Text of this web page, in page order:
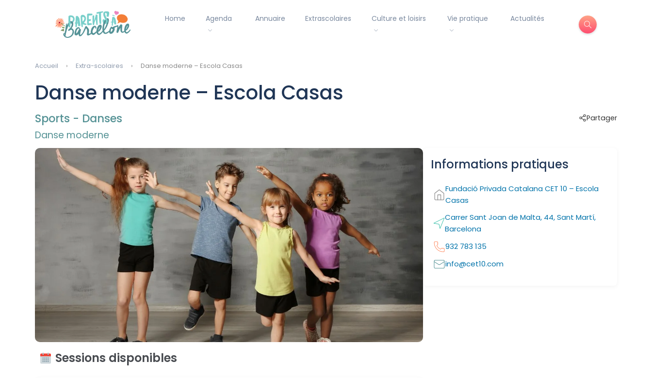
Home Agenda Annuaire Extrascolaires Culture et loisirs Vie pratique Actualités
Accueil Extra-scolaires Danse moderne – Escola Casas
Danse moderne – Escola Casas
Sports - Danses Partager
Danse moderne
Sessions disponibles
Informations pratiques
Fundació Privada Catalana CET 10 – Escola
Casas
Carrer Sant Joan de Malta, 44, Sant Martí,
Barcelona
932 783 135
info@cet10.com